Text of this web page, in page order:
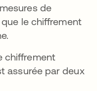
de
le chiffrement
chiffrement
assurée par deux